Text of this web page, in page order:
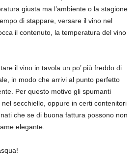
giusta ma l’ambiente o la stagione
di stappare, versare il vino nel
il contenuto, la temperatura del vino
il vino in tavola un po’ più freddo di
in modo che arrivi al punto perfetto
Per questo motivo gli spumanti
secchiello, oppure in certi contenitori
che se di buona fattura possono non
elegante.